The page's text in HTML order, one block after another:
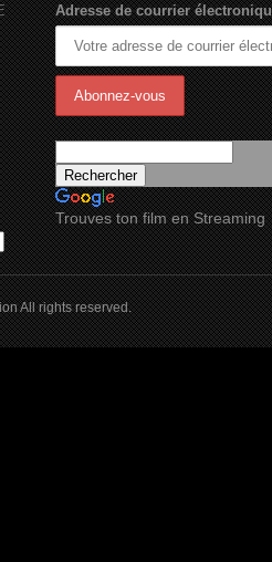
Adresse de courrier
Trouves ton film en Streaming
All rights reserved.